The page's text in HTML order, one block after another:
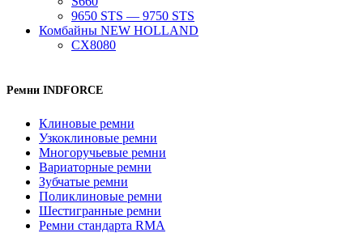
9650 STS — 9750 STS
Комбайны NEW HOLLAND
CX8080
Ремни INDFORCE
Клиновые ремни
Узкоклиновые ремни
Многоручьевые ремни
Вариаторные ремни
Зубчатые ремни
Поликлиновые ремни
Шестигранные ремни
Ремни стандарта RMA